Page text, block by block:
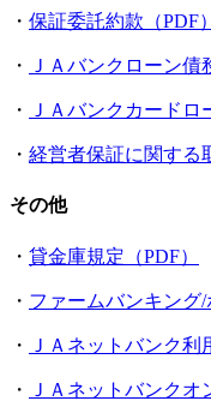
・ 保証委託約款（PDF）
・ ＪＡバンクローン債
・ ＪＡバンクカードロ
・ 経営者保証に関する
その他
・ 貸金庫規定（PDF）
・ ファームバンキング/
・ ＪＡネットバンク利
・ ＪＡネットバンクオ